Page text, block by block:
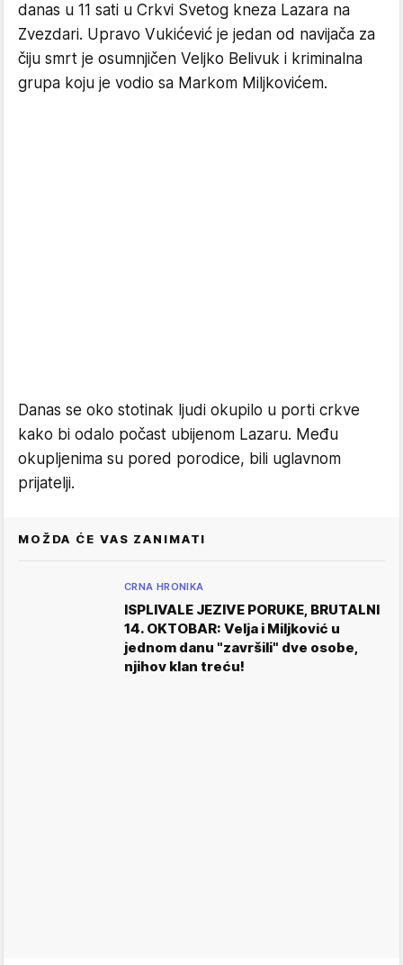
danas u 11 sati u Crkvi Svetog kneza Lazara na
Zvezdari. Upravo Vukićević je jedan od navijača za
čiju smrt je osumnjičen Veljko Belivuk i kriminalna
grupa koju je vodio sa Markom Miljkovićem.
Danas se oko stotinak ljudi okupilo u porti crkve
kako bi odalo počast ubijenom Lazaru. Među
okupljenima su pored porodice, bili uglavnom
prijatelji.
MOŽDA ĆE VAS ZANIMATI
CRNA HRONIKA
ISPLIVALE JEZIVE PORUKE, BRUTALNI
14. OKTOBAR: Velja i Miljković u
jednom danu "završili" dve osobe,
njihov klan treću!